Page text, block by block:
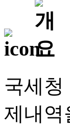
국세청
제내역